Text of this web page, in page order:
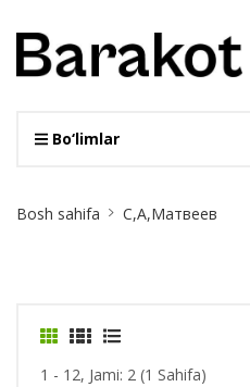
Bo‘limlar
Breadcrumb
Bosh sahifa С,А,Матвеев
1 - 12, Jami: 2 (1 Sahifa)